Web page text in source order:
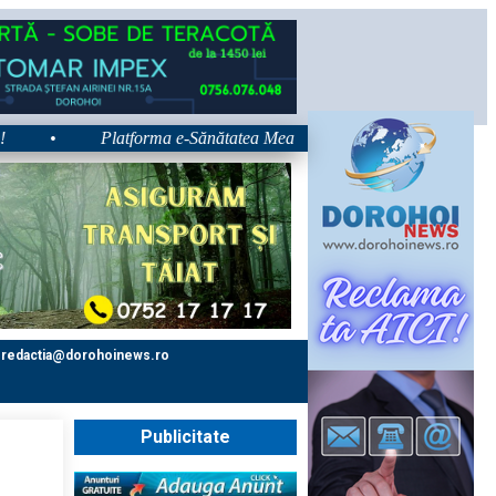
• Platforma e-Sănătatea Mea devine disponibilă pe 1
redactia@dorohoinews.ro
Publicitate